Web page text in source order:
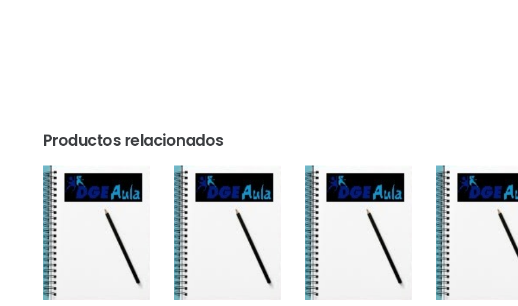
Productos relacionados